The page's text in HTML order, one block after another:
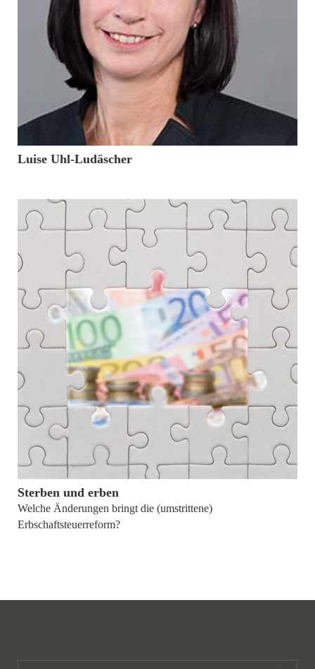
20. Dezember 2016
Luise Uhl-Ludäscher
15. Dezember 2016
Sterben und erben
Welche Änderungen bringt die (umstrittene)
Erbschaftsteuerreform?